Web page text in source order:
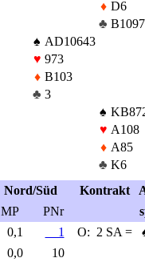
♦ D6
♣ B1097
♠ AD10643
♥ 973
♦ B103
♣ 3
♠
♥ A108
♦ A85
♣ K6
Nord/Süd
Kontrakt
MP
PNr
0,1
1 O: 2 SA =
0,0
10